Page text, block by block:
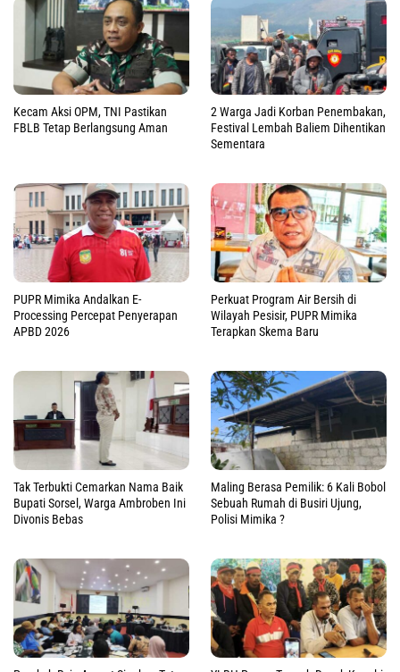
Kecam Aksi OPM, TNI Pastikan
FBLB Tetap Berlangsung Aman
2 Warga Jadi Korban Penembakan,
Festival Lembah Baliem Dihentikan
Sementara
PUPR Mimika Andalkan E-
Processing Percepat Penyerapan
APBD 2026
Perkuat Program Air Bersih di
Wilayah Pesisir, PUPR Mimika
Terapkan Skema Baru
Tak Terbukti Cemarkan Nama Baik
Bupati Sorsel, Warga Ambroben Ini
Divonis Bebas
Maling Berasa Pemilik: 6 Kali Bobol
Sebuah Rumah di Busiri Ujung,
Polisi Mimika ?